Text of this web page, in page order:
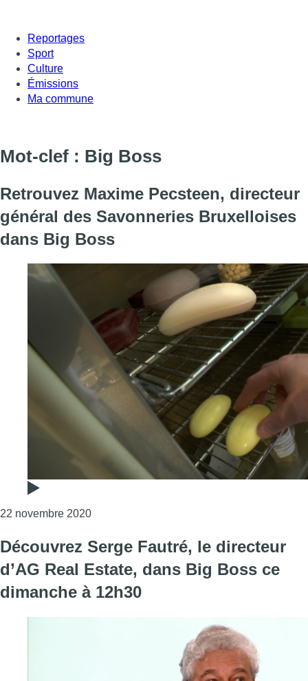
Reportages
Sport
Culture
Émissions
Ma commune
Mot-clef : Big Boss
Retrouvez Maxime Pecsteen, directeur
général des Savonneries Bruxelloises
dans Big Boss
22 novembre 2020Consulter l'article "Retrouvez Maxime
Découvrez Serge Fautré, le directeur
d’AG Real Estate, dans Big Boss ce
dimanche à 12h30